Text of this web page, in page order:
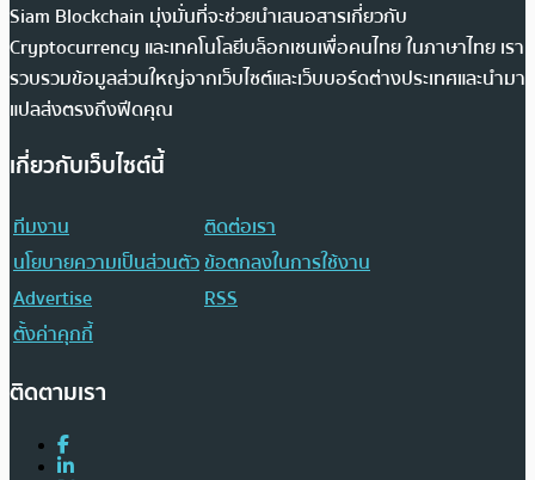
Siam Blockchain มุ่งมั่นที่จะช่วยนำเสนอสารเกี่ยวกับ
Cryptocurrency และเทคโนโลยีบล็อกเชนเพื่อคนไทย ในภาษาไทย เรา
รวบรวมข้อมูลส่วนใหญ่จากเว็บไซต์และเว็บบอร์ดต่างประเทศและนำมา
แปลส่งตรงถึงฟีดคุณ
เกี่ยวกับเว็บไซต์นี้
ทีมงาน
ติดต่อเรา
นโยบายความเป็นส่วนตัวข้อตกลงในการใช้งาน
Advertise
RSS
ตั้งค่าคุกกี้
ติดตามเรา